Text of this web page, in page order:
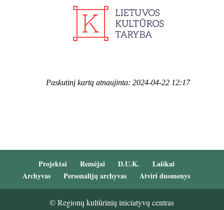
Paskutinį kartą atnaujinta: 2024-04-22 12:17
Projektai Remėjai D.U.K.
Laiškai
Archyvas
Personalijų archyvas Atviri duomenys
© Regionų kultūrinių iniciatyvų centras